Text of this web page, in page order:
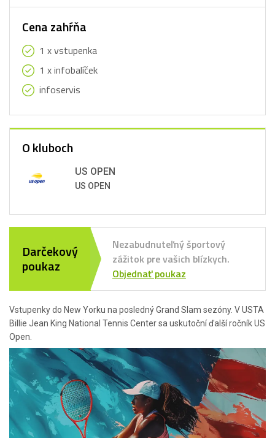
Vstupenky do New Yorku na posledný Grand Slam sezóny. V USTA
Billie Jean King National Tennis Center sa uskutoční ďalší ročník US
Open.
Cena zahŕňa
1 x vstupenka
1 x infobalíček
infoservis
O kluboch
US OPEN
US OPEN
Darčekový
poukaz
Nezabudnuteľný športový
zážitok pre vašich blízkych.
Objednať poukaz